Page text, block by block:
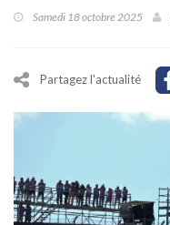
Samedi 18 octobre 2025
Partagez l'actualité